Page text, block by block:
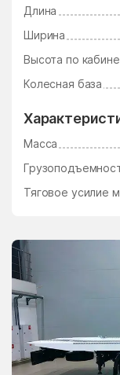
Длина
Ширина
Высота по кабине
Колесная база
Масса
Тяговое усилие
Ушаково
Федино
Федюково
Фрязино
центр альной
совхоза Озёры
Цибино
Часцы
Челюскинский
Черкизово